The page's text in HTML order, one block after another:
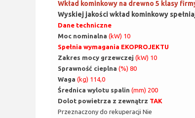
Wkład kominkowy na drewno 5 klasy
Wyskiej jakości wkład kominkowy
Dane techniczne
Moc nominalna (kW) 10
Spełnia wymagania EKOPROJEKTU
Zakres mocy grzewczej (kW) 10
Sprawność cieplna (%) 80
Waga (kg) 114,0
Średnica wylotu spalin (mm) 200
Dolot powietrza z zewnątrz TAK
Przeznaczony do rekuperacji Nie